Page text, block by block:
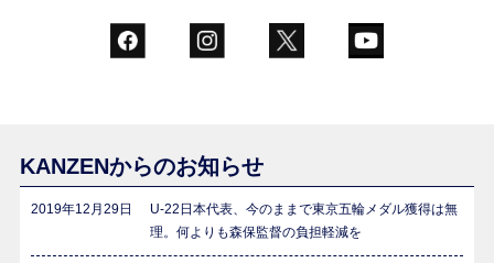
KANZENからのお知らせ
2019年12月29日
U-22日本代表、今のままで東京五輪メダル獲得は無
理。何よりも森保監督の負担軽減を